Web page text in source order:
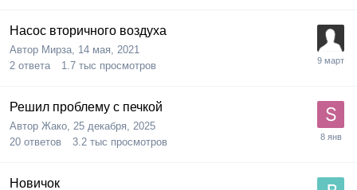
Насос вторичного воздуха
Автор Мирза, 14 мая, 2021
2 ответа 1.7 тыс просмотров
Решил проблему с печкой
Автор Жако, 25 декабря, 2025
20 ответов 3.2 тыс просмотров
Новичок